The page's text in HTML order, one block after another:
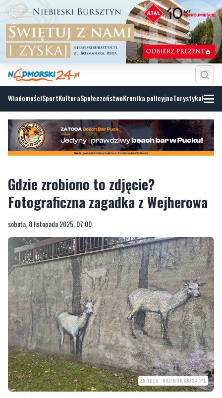
WiadomościSportKulturaSpołeczeństwoKronika policyjnaTurystyka
Gdzie zrobiono to zdjęcie?
Fotograficzna zagadka z Wejherowa
sobota, 8 listopada 2025, 07:00
ŹRÓDŁO: NADMORSKI24.PL